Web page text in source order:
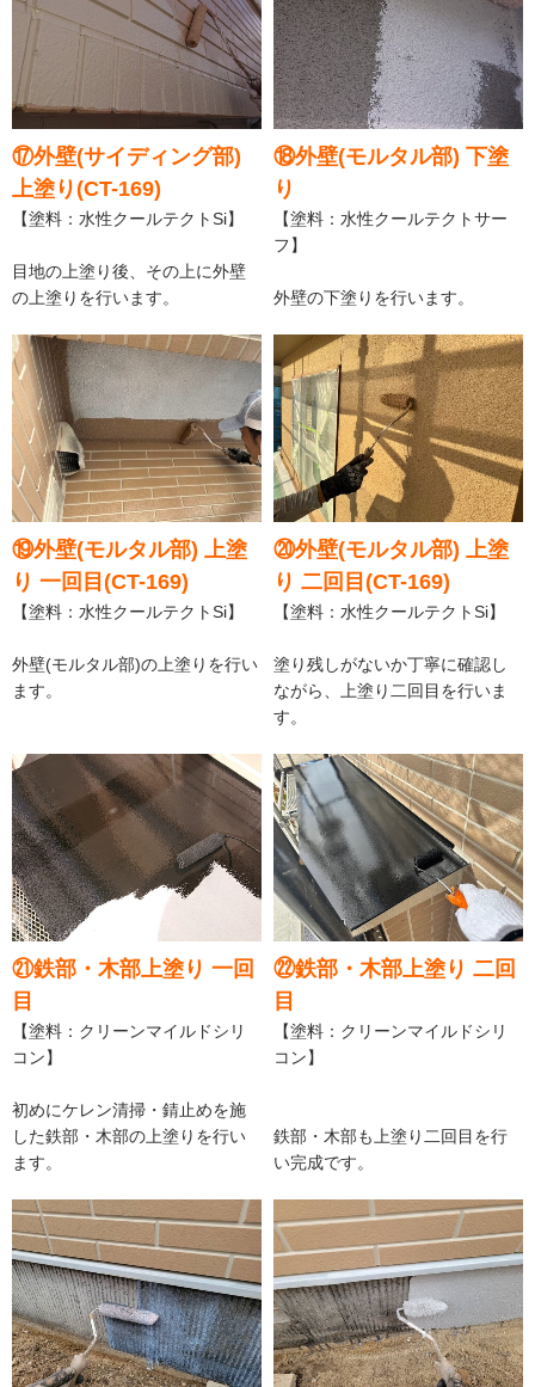
⑰外壁(サイディング部)
上塗り(CT-169)
【塗料：水性クールテクトSi】
目地の上塗り後、その上に外壁
の上塗りを行います。
⑱外壁(モルタル部) 下塗
り
【塗料：水性クールテクトサー
フ】
外壁の下塗りを行います。
⑲外壁(モルタル部) 上塗
り 一回目(CT-169)
【塗料：水性クールテクトSi】
外壁(モルタル部)の上塗りを行い
ます。
⑳外壁(モルタル部) 上塗
り 二回目(CT-169)
【塗料：水性クールテクトSi】
塗り残しがないか丁寧に確認し
ながら、上塗り二回目を行いま
す。
㉑鉄部・木部上塗り 一回
目
【塗料：クリーンマイルドシリ
コン】
初めにケレン清掃・錆止めを施
した鉄部・木部の上塗りを行い
ます。
㉒鉄部・木部上塗り 二回
目
【塗料：クリーンマイルドシリ
コン】
鉄部・木部も上塗り二回目を行
い完成です。